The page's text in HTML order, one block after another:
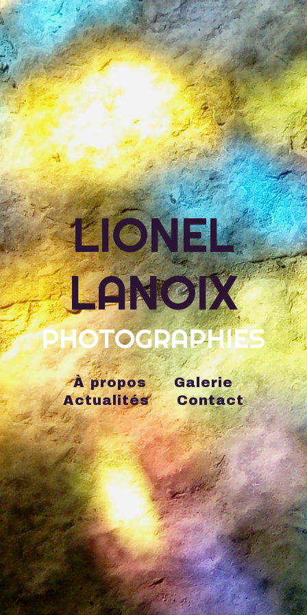
LIONEL
LANOIX
PHOTOGRAPHIES
À propos
Galerie
Actualités
Contact